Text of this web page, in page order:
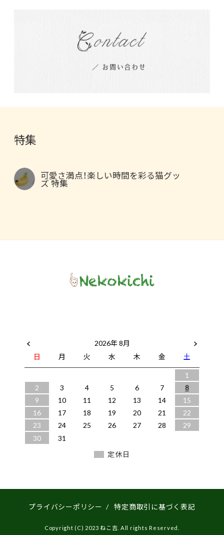
特集
可愛さ満点！楽しい時間を彩る猫グッ
ズ 特集
2026年 8月
日
月 火 水 木 金
土
1
2
3 4 5 6 7
8
9
10 11 12 13 14
15
16
17 18 19 20 21
22
23
24 25 26 27 28
29
30
31
定休日
プライバシーポリシー / 特定商取引に基づく表記
Copyright (C) 2023 ねこ吉. All rights Reserved.